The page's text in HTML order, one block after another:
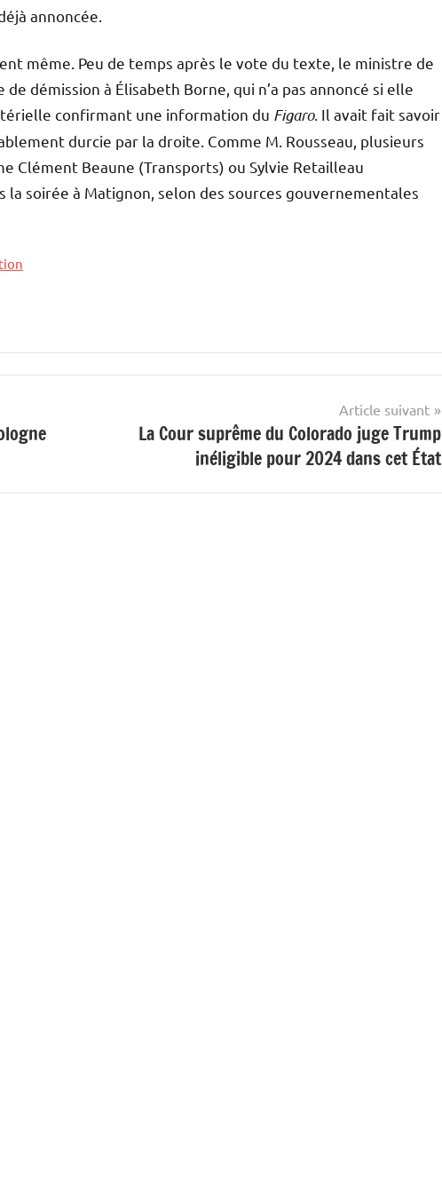
annoncée.
même. Peu de temps après le vote du texte, le ministre de
démission à Élisabeth Borne, qui n’a pas annoncé si elle
confirmant une information du Figaro. Il avait fait savoir
durcie par la droite. Comme M. Rousseau, plusieurs
Clément Beaune (Transports) ou Sylvie Retailleau
soirée à Matignon, selon des sources gouvernementales
Article suivant
La Cour suprême du Colorado juge Trump
inéligible pour 2024 dans cet État